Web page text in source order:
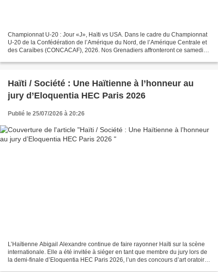
Championnat U-20 : Jour «J», Haïti vs USA. Dans le cadre du Championnat
U-20 de la Confédération de l’Amérique du Nord, de l’Amérique Centrale et
des Caraïbes (CONCACAF), 2026. Nos Grenadiers affronteront ce samedi
Haïti / Société : Une Haïtienne à l’honneur au
jury d’Eloquentia HEC Paris 2026
Publié le 25/07/2026 à 20:26
L’Haïtienne Abigail Alexandre continue de faire rayonner Haïti sur la scène
internationale. Elle a été invitée à siéger en tant que membre du jury lors de
la demi-finale d’Eloquentia HEC Paris 2026, l’un des concours d’art oratoire